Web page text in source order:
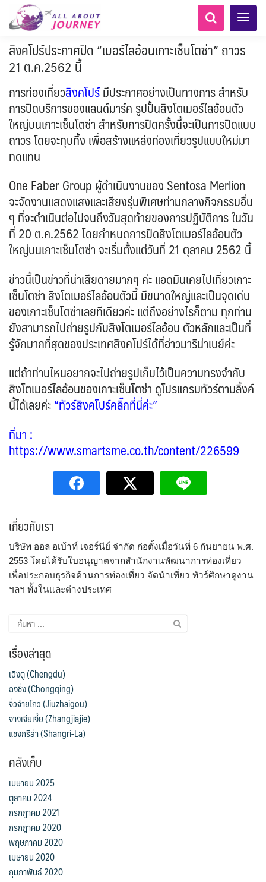
เอเชียกลาง 6 LKA ศรีลังกา 0
AFG อัฟกานิสถาน
ศ
0 BRN บรูไน 0
KHM กัมพูชา จีน
HKG ฮ่องกง - มาเก๊า 10 IND อินเดีย 21
IDN อินโดนีเซีย 3 IRN อิหร่าน 0
IRQ อิรัก
JPN ญี่ปุ่น JOR จอร์แดน
KAZ คาซัคสถาน 19 KORS เกาหลีใต้ 2
KGZ คีร์กีซสถาน 4 LAO ลาว 0
LBN เลบานอน 0 MYS มาเลเซีย 0
MDV มัลดีฟส์ MNG มองโกเลีย 2
MMR เมียนมาร์ 5 NPL เนปาล 0
OMN โอมาน 0
SYR ซีเรีย 0 TWN ไต้หวัน 9
TJK ทาจิกิสถาน TKM เติร์กเมนิสถาน
ARE ดูไบ, UAE 0 UZB อุซเบกิสถาน
ตะวันออกกลาง
จอร์แดน - อียิปต์
แอลเบเนีย - Albania 0 Balkan บอลข่าน 1
MNE มอนเตเนโกร 1 ล่าแสงเหนือ-ใต้ 11
Baltic บอลติก 4 ยุโรปตะวันออก
ยุโรปราคาถูก 1
ออสเตรีย - Austria 3 AZE อาเซอร์ไบจาน 2
BIH บอสเนีย & เฮอร์เซโกวีนา BLR เบลารุส
BEL เบลเยี่ยม
HRV โครเอเชีย 3 CYP ไซปรัส 0
CZE เช็ก 0
DNK เดนมาร์ก 2 FIN ฟินแลนด์ 3
GEO จอร์เจีย 10
DEU เยอรมนี 3 GRL กรีนแลนด์ 3
ISL ไอซ์แลนด์
MLT มอลต้า MDA มอลโดวา 0
POL โปแลนด์ 3 PRT โปรตุเกส
SVN สโลวิเนีย CHE สวิตเซอร์แลนด์
TUR ตุรเคีย 13 UK อังกฤษ+สหราชอาณาจักร
8
UKR ยูเครน 0
เบิร์ก (BENELUX)
บัลแกเรีย โรมาเนีย จอร์เจีย อาร์เมเนีย
อิตาลี สวิส ฝรั่งเศส
อเมริกาใต้ 8 อเมริกากลาง 1
CAN แคนาดา
CHL ชิลี
ECU เอกวาดอร์ 0 PER เปรู 2
USA สหรัฐอเมริกา 6 บราซิล เปรู 3
เม็กซิโก คิวบา 1 อเมริกา แคนาดา 1
ทัวร์ ล่องเรือสำราญยุโรป 5 ทัวร์ ล่องเรือสำราญอลาสก้า
ทัวร์ ล่องเรือสำราญประเท
ศอื่นๆ
5
ไมโครนีเซีย - Micronesia 1 ขั้วโลกใต้ 2
ขั้วโลกเหนือ นิวซีแลนด์ - New Zealand
เกาะโบราโบร่า - Bora Bora ตูนีเซีย - Tunisia 1
แอฟริกาใต้ - South Africa
3
โมร็อคโค - Morocco 6 แทนซาเนีย - Tanzania 2
แอลจีเรีย - Algeria 0
ออสเตรเลีย - Australia 18 ทัวร์ อันซีน ประเทศแปลก
ลิเบีย - Libya 1 บราซิล - Brazil 0
เอธิโอเปีย - Ethiopia 0 อียิปต์ - Egypt 10
ล่องเรือดินเนอร์ วันวาเลนไทน์
18
ล่องเรือดินเนอร์วันปีใหม่ 19 เรือรอบกลางวัน กทม. 2
ล่องเรือดินเนอร์แม่น้ำ
าพระยา
34
ล่องเรือโปรแกรมอยุธยา
ล่องเรือ รอบ Sunset
ล่องเรือเหมาลำ / เหมาชั้น /
อยอร์ช / Speed Boat ส่วนตัวทั่ว
ะเทศ
255
เรือยอร์ช / Speed Boat ฯลฯ
บ Join ทั่วประเทศ
72
ตั๋วสวนสนุก
บุฟเฟต์ใบหยก 7 ไทยบัสฟู้ดทัวร์ 1
ตั๋วเรือ Hop-on Hop-off 0
โปรแกรมทัวร์ทั่วไทย
1
พิเศษ! ล่องเรือเทศกาลชมพลุ
ยา
1
ห้องพักราคาพิเศษ
ข่าวที่น่าสนใจ
ความรู้ทั่วไป
สถานที่ท่องเที่ยว
สิงคโปร์ประกาศปิด “เมอร์ไลอ้อนเกาะเซ็นโตซ่า” ถาวร
21 ต.ค.2562 นี้
การท่องเที่ยวสิงคโปร์มีประกาศอย่างเป็นทางการ สำหรับ
การปิดบริการของแลนด์มาร์ค รูปปั้นสิงโตเมอร์ไลอ้อนตัว
ใหญ่บนเกาะเซ็นโตซ่า สำหรับการปิดครั้งนี้จะเป็นการปิดแบบ
ถาวร โดยจะทุบทิ้ง เพื่อสร้างแหล่งท่องเที่ยวรูปแบบใหม่มา
ทดแทน
One Faber Group ผู้ดำเนินงานของ Sentosa Merlion
จะจัดงานแสดงแสงและเสียงรุ่นพิเศษท่ามกลางกิจกรรมอื่น
ๆ ที่จะดำเนินต่อไปจนถึงวันสุดท้ายของการปฏิบัติการ ในวัน
ที่ 20 ต.ค.2562 โดยกำหนดการปิดสิงโตเมอร์ไลอ้อนตัว
ใหญ่บนเกาะเซ็นโตซ่า จะเริ่มตั้งแต่วันที่ 21 ตุลาคม 2562 นี้
ข่าวนี้เป็นข่าวที่น่าเสียดายมากๆ ค่ะ แอดมินเคยไปเที่ยวเกาะ
เซ็นโตซ่า สิงโตเมอร์ไลอ้อนตัวนี้ มีขนาดใหญ่และเป็นจุดเด่น
ของเกาะเซ็นโตซ่าเลยทีเดียวค่ะ แต่ถึงอย่างไรก็ตาม ทุกท่าน
ยังสามารถไปถ่ายรูปกับสิงโตเมอร์ไลอ้อน ตัวหลักและเป็นที่
รู้จักมากที่สุดของประเทศสิงคโปร์ได้ที่อ่าวมาริน่าเบย์ค่ะ
แต่ถ้าท่านไหนอยากจะไปถ่ายรูปเก็บไว้เป็นความทรงจำกับ
สิงโตเมอร์ไลอ้อนของเกาะเซ็นโตซ่า ดูโปรแกรมทัวร์ตามลิ้งค์
นี้ได้เลยค่ะ“ทัวร์สิงคโปร์คลิ๊กที่นี่ค่ะ”
ที่มา :
https://www.smartsme.co.th/content/226599
เกี่ยวกับเรา​
บริษัท ออล อเบ้าท์ เจอร์นีย์ จำกัด ก่อตั้งเมื่อวันที่ 6 กันยายน พ.ศ.
2553 โดยได้รับใบอนุญาตจากสำนักงานพัฒนาการท่องเที่ยว
เพื่อประกอบธุรกิจด้านการท่องเที่ยว จัดนำเที่ยว ทัวร์ศึกษาดูงาน
ฯลฯ ทั้งในและต่างประเทศ
เรื่องล่าสุด
เฉิงตู (Chengdu)
ฉงชิ่ง (Chongqing)
จิ่วจ้ายโกว (Jiuzhaigou)
จางเจียเจี้ย (Zhangjiajie)
แชงกรีล่า (Shangri-La)
คลังเก็บ
เมษายน 2025
ตุลาคม 2024
กรกฎาคม 2021
กรกฎาคม 2020
พฤษภาคม 2020
เมษายน 2020
กุมภาพันธ์ 2020